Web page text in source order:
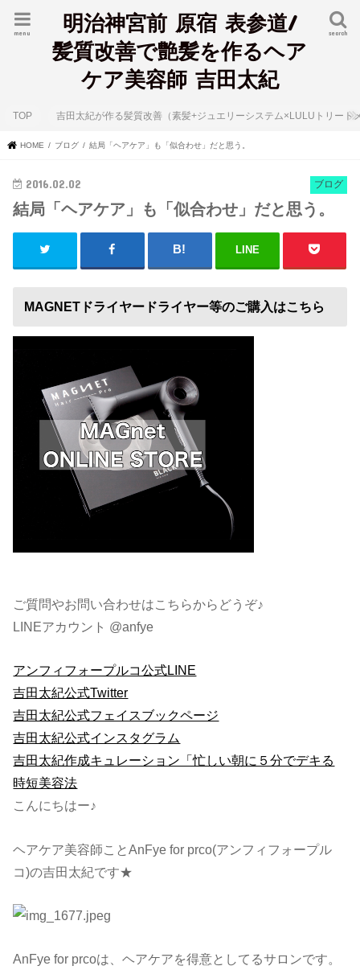
明治神宮前 原宿 表参道/
髪質改善で艶髪を作るヘア
ケア美容師 吉田太紀
search
menu
TOP 吉田太紀が作る髪質改善（素髪+ジュエリーシステム×LULUトリート
HOME ブログ 結局「ヘアケア」も「似合わせ」だと思う。
ブログ
2016.02.02
結局「ヘアケア」も「似合わせ」だと思う。
LINE
MAGNETドライヤードライヤー等のご購入はこちら
ご質問やお問い合わせはこちらからどうぞ♪
LINEアカウント @anfye
アンフィフォープルコ公式LINE
吉田太紀公式Twitter
吉田太紀公式フェイスブックページ
吉田太紀公式インスタグラム
吉田太紀作成キュレーション「忙しい朝に５分でデキる
時短美容法
こんにちはー♪
ヘアケア美容師ことAnFye for prco(アンフィフォープル
コ)の吉田太紀です★
AnFye for prcoは、ヘアケアを得意としてるサロンです。